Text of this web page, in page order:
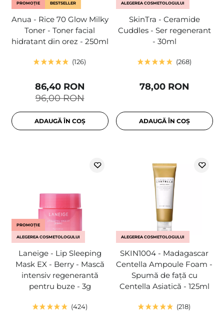
PROMOȚIE BESTSELLER
Anua - Rice 70 Glow Milky
Toner - Toner facial
hidratant din orez - 250ml
126
96,00 RON
86,40 RON
ADAUGĂ ÎN COȘ
ALEGEREA COSMETOLOGULUI
SkinTra - Ceramide
Cuddles - Ser regenerant
- 30ml
268
78,00 RON
ADAUGĂ ÎN COȘ
PROMOȚIE
ALEGEREA COSMETOLOGULUI
Laneige - Lip Sleeping
Mask EX - Berry - Mască
intensiv regenerantă
pentru buze - 3g
424
ALEGEREA COSMETOLOGULUI
SKIN1004 - Madagascar
Centella Ampoule Foam -
Spumă de față cu
Centella Asiatică - 125ml
218